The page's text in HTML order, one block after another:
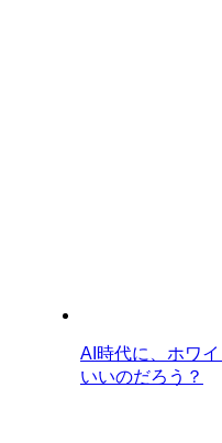
AI時代に、ホワ
いいのだろう？